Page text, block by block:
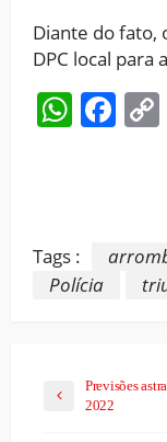
Diante do fato,
DPC local para
Tags :
Polícia
Previsões
2022